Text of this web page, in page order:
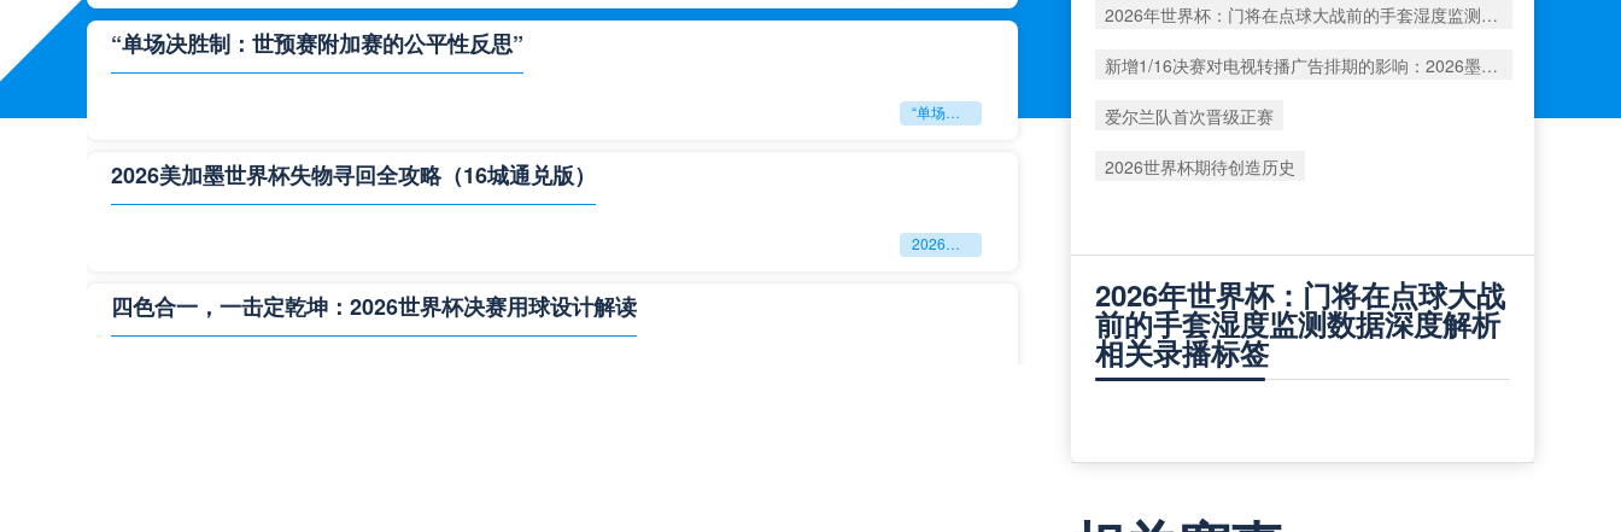
“单场决胜制：世预赛附加赛的公平性反思”
“单场决胜制：世预赛附加赛的公平性反思”
2026美加墨世界杯失物寻回全攻略（16城通兑版）
2026美加墨世界杯失物寻回全攻略（16城通兑版）
四色合一，一击定乾坤：2026世界杯决赛用球设计解读
2026年世界杯：门将在点球大战前的手套湿度监测数据深度解析
新增1/16决赛对电视转播广告排期的影响：2026墨美加世界杯前瞻
爱尔兰队首次晋级正赛
2026世界杯期待创造历史
2026年世界杯：门将在点球大战
前的手套湿度监测数据深度解析
相关录播标签